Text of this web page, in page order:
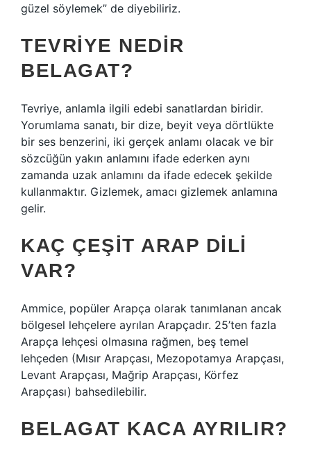
güzel söylemek” de diyebiliriz.
TEVRIYE NEDIR
BELAGAT?
Tevriye, anlamla ilgili edebi sanatlardan biridir.
Yorumlama sanatı, bir dize, beyit veya dörtlükte
bir ses benzerini, iki gerçek anlamı olacak ve bir
sözcüğün yakın anlamını ifade ederken aynı
zamanda uzak anlamını da ifade edecek şekilde
kullanmaktır. Gizlemek, amacı gizlemek anlamına
gelir.
KAÇ ÇEŞIT ARAP DILI
VAR?
Ammice, popüler Arapça olarak tanımlanan ancak
bölgesel lehçelere ayrılan Arapçadır. 25’ten fazla
Arapça lehçesi olmasına rağmen, beş temel
lehçeden (Mısır Arapçası, Mezopotamya Arapçası,
Levant Arapçası, Mağrip Arapçası, Körfez
Arapçası) bahsedilebilir.
BELAGAT KACA AYRILIR?